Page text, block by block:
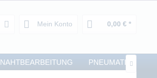
Mein Konto 0,00 € *
NAHTBEARBEITUNG PNEUMATIK